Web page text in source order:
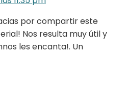
por compartir este
Nos resulta muy útil y
les encanta!. Un